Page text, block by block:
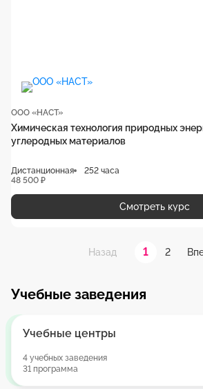
ООО «НАСТ»
Химическая технология природных
углеродных материалов
Дистанционная
252 часа
48 500 ₽
Смотреть курс
Назад 1 2
Учебные заведения
Учебные центры
4 учебных заведения
31 программа